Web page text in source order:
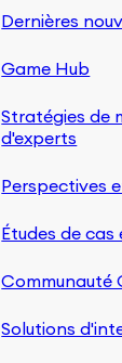
Dernières
Game Hub
Stratégies de
d'experts
Perspectives
Études de
Communauté
Solutions